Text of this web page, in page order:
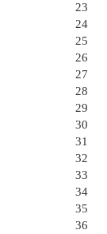
23
24
25
26
27
28
29
30
31
32
33
34
35
36